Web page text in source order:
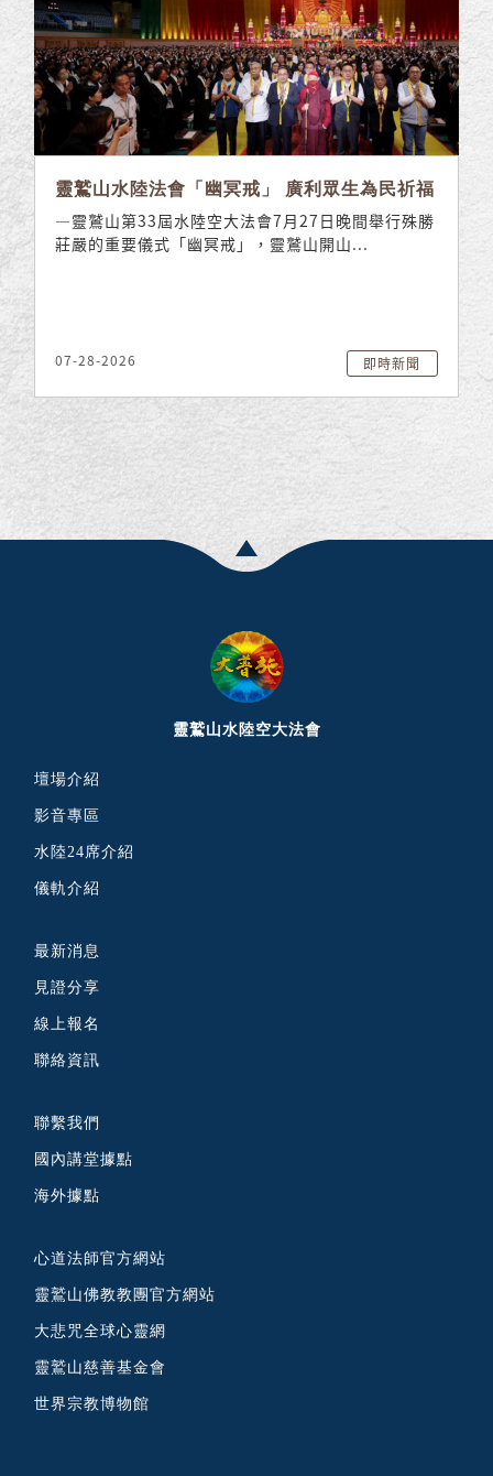
靈鷲山水陸法會「幽冥戒」 廣利眾生為民祈福
—靈鷲山第33屆水陸空大法會7月27日晚間舉行殊勝
莊嚴的重要儀式「幽冥戒」，靈鷲山開山...
07-28-2026 即時新聞
靈鷲山水陸空大法會
壇場介紹
影音專區
水陸24席介紹
儀軌介紹
最新消息
見證分享
線上報名
聯絡資訊
聯繫我們
國內講堂據點
海外據點
心道法師官方網站
靈鷲山佛教教團官方網站
大悲咒全球心靈網
靈鷲山慈善基金會
世界宗教博物館